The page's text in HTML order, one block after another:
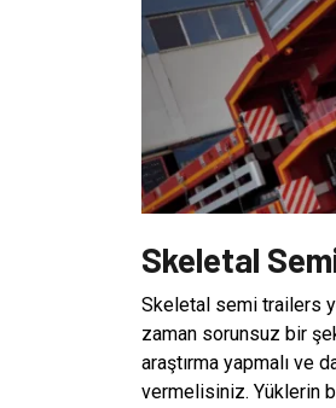
Skeletal
Skeletal semi trailers
zaman sorunsuz bir
araştırma yapmalı ve
vermelisiniz. Yüklerin